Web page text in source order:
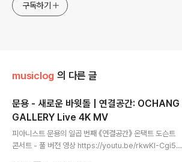
구독하기
musiclog 의 다른 글
문용 - 새로운 바윗돌 | 연결공간: OCHANG
GALLERY Live 4K MV
피아니스트 문용의 일곱 번째 《연결공간》 온택트 도슨트
콘서트 - 풀 버전 영상 https://youtu.be/rkwKI-Cgi5Q